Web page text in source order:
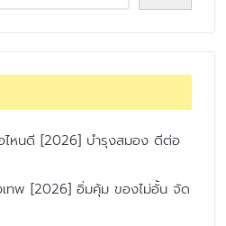
หนดี [2026] บำรุงสมอง ดีต่อ
เทพ [2026] อิ่มคุ้ม ของไม่อั้น จัด